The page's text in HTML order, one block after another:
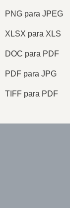
PNG para JPEG
XLSX para XLS
DOC para PDF
PDF para JPG
TIFF para PDF